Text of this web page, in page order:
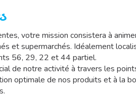
votre mission consistera à
et supermarchés. Idéalement
56, 29, 22 et 44 partiel.
de notre activité à travers les
optimale de nos produits et à la